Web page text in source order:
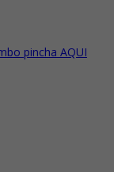
pincha AQUI